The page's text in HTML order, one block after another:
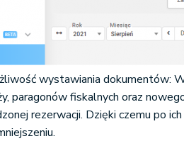
wystawiania dokumentów:
paragonów fiskalnych oraz
rezerwacji. Dzięki czemu po